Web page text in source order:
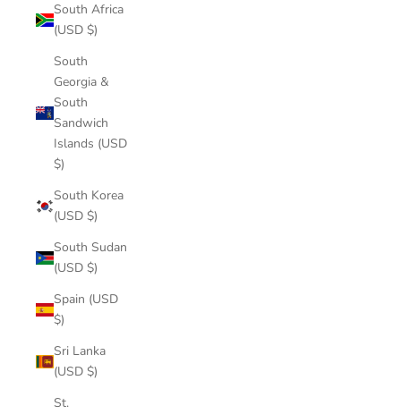
South Africa
(USD $)
South
Georgia &
South
Sandwich
Islands (USD
$)
South Korea
(USD $)
South Sudan
(USD $)
Spain (USD
$)
Sri Lanka
(USD $)
St.